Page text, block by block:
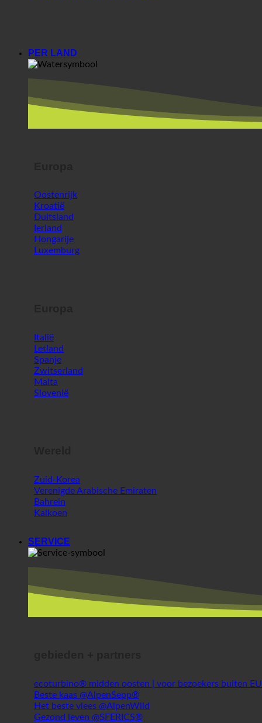
PER LAND
Oostenrijk
Kroatië
Duitsland
Ierland
Hongarije
Italië
Letland
Spanje
Zwitserland
Malta
Zuid-Korea
Verenigde Arabische Emiraten
Bahrein
SERVICE
ecoturbino® midden oosten | voor bezoekers buiten
Beste kaas @AlpenSepp®
Het beste vlees @AlpenWild